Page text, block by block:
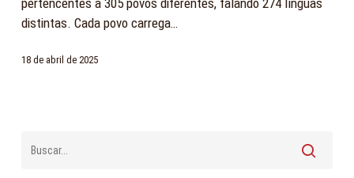
pertencentes a 305 povos diferentes, falando 274 línguas
distintas. Cada povo carrega…
18 de abril de 2025